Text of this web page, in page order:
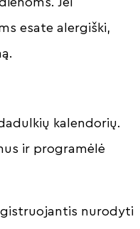
esate alergiški,
kalendorių.
ir programėlė
nurodyti